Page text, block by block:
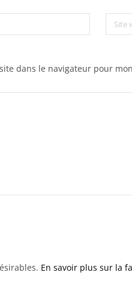
Site
dans le navigateur pour
En savoir plus sur la